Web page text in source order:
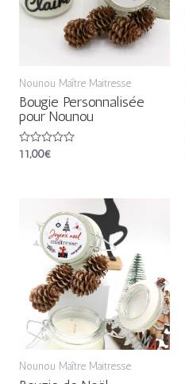
Nounou Maître Maitresse
Bougie Personnalisée
pour Nounou
Note
11,00€
Nounou Maître Maitresse